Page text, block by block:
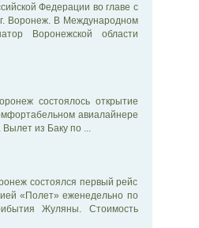
Федерации во главе с
Воронеж. В Международном
Воронежской области
состоялось открытие
авиалайнере
из Баку по ...
состоялся первый рейс
«Полет» еженедельно по
Жуляны. Стоимость